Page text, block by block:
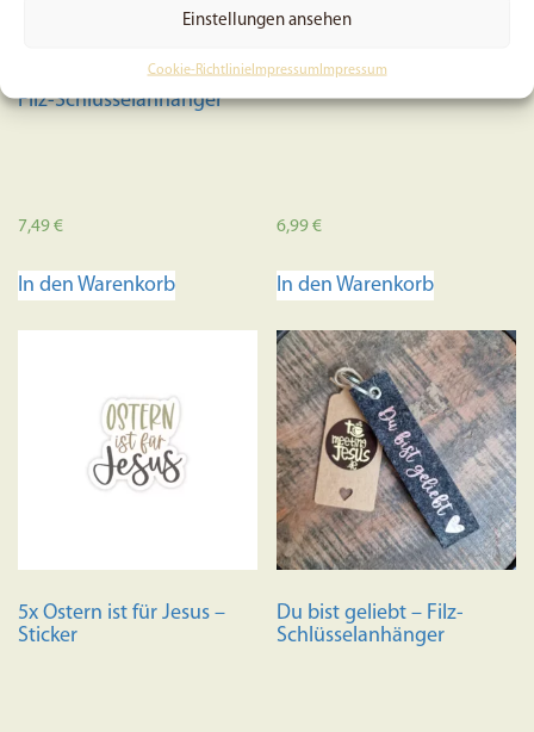
Einstellungen ansehen
Cookie-RichtlinieImpressum Impressum
Ein Meisterwerk Gottes –
Filz-Schlüsselanhänger
7,49€
In den Warenkorb
5x Psalm 46, 2 – Sticker
6,99€
In den Warenkorb
5x Ostern ist für Jesus –
Sticker
Du bist geliebt – Filz-
Schlüsselanhänger